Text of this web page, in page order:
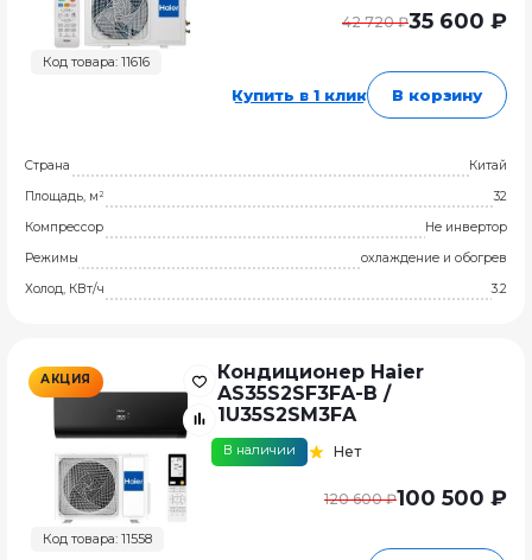
Код товара: 11616
42 720 ₽35 600 ₽
Купить в 1 клик В корзину
Страна
Китай
Площадь, м²
32
Компрессор
Не инвертор
Режимы
охлаждение и обогрев
Холод, КВт/ч
3.2
АКЦИЯ
Код товара: 11558
Кондиционер Haier
AS35S2SF3FA-B /
1U35S2SM3FA
В наличии Нет
120 600 ₽100 500 ₽